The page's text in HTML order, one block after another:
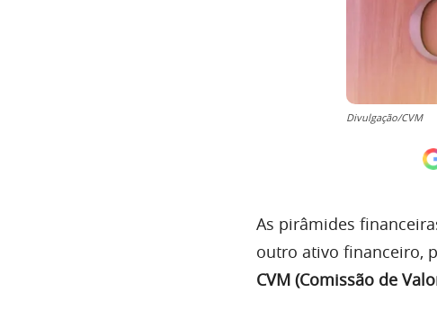
Divulgação/CVM
As pirâmides
outro ativo financeiro,
CVM (Comissão de